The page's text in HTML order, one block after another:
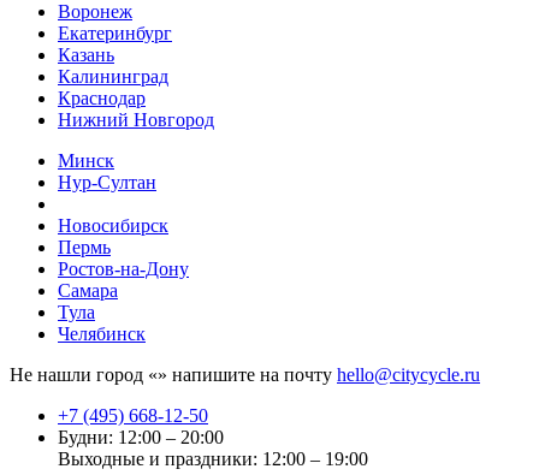
Воронеж
Екатеринбург
Казань
Калининград
Краснодар
Нижний Новгород
Минск
Нур-Султан
Новосибирск
Пермь
Ростов-на-Дону
Самара
Тула
Челябинск
Не нашли город «» напишите на почту hello@citycycle.ru
+7 (495) 668-12-50
Будни: 12:00 – 20:00
Выходные и праздники: 12:00 – 19:00